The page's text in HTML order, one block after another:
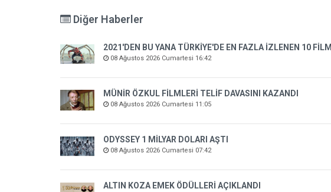
Diğer Haberler
2021'DEN BU YANA TÜRKİYE'DE EN FAZLA İZLENEN 10 FİLM
08 Ağustos 2026 Cumartesi 16:42
MÜNİR ÖZKUL FİLMLERİ TELİF DAVASINI KAZANDI
08 Ağustos 2026 Cumartesi 11:05
ODYSSEY 1 MİLYAR DOLARI AŞTI
08 Ağustos 2026 Cumartesi 07:42
ALTIN KOZA EMEK ÖDÜLLERİ AÇIKLANDI